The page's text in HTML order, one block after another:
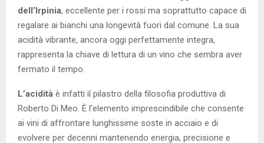
dell’Irpinia, eccellente per i rossi ma soprattutto capace di
regalare ai bianchi una longevità fuori dal comune. La sua
acidità vibrante, ancora oggi perfettamente integra,
rappresenta la chiave di lettura di un vino che sembra aver
fermato il tempo.
L’acidità è infatti il pilastro della filosofia produttiva di
Roberto Di Meo. È l’elemento imprescindibile che consente
ai vini di affrontare lunghissime soste in acciaio e di
evolvere per decenni mantenendo energia, precisione e